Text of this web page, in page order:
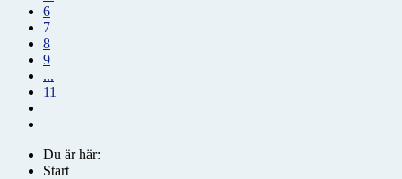
6
7
8
9
...
11
Du är här:
Start